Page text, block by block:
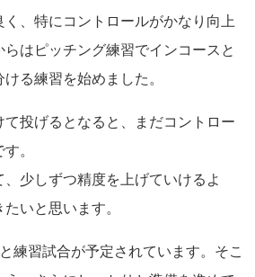
、特にコントロールがかなり向上
らはピッチング練習でインコースと
る練習を始めました。
て投げるとなると、まだコントロー
。
、少しずつ精度を上げていけるよ
いと思います。
練習試合が予定されています。そこ